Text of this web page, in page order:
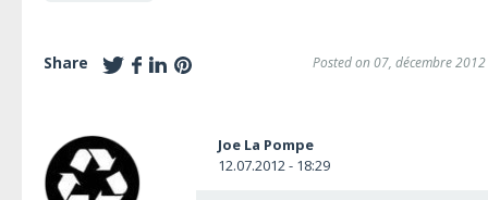
Share Posted on 07, décembre 2012
Joe La Pompe
12.07.2012 - 18:29